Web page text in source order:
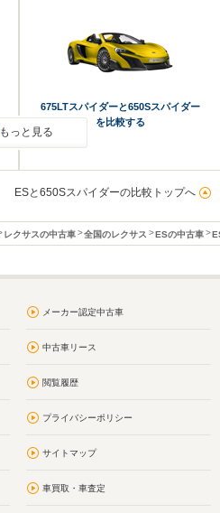
675LTスパイダーと650Sスパイダー
を比較する
もっと見る
ESと650Sスパイダーの比較トップへ
レクサスの中古車 全国のレクサス ESの中古車
メーカー認定中古車
中古車リース
閲覧履歴
プライバシーポリシー
サイトマップ
車買取・車査定